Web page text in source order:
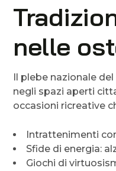
nelle
Il plebe nazionale
negli spazi aperti
occasioni ricreative
Intrattenimenti
Sfide di energia:
Giochi di